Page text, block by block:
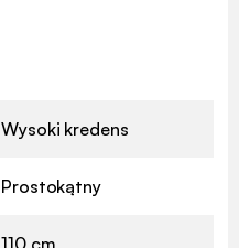
Wysoki kredens
Prostokątny
110 cm